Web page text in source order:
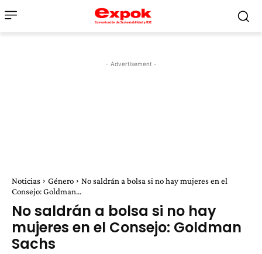
- Advertisement -
Noticias Género
No saldrán a bolsa si no hay mujeres en el
Consejo: Goldman...
No saldrán a bolsa si no hay
mujeres en el Consejo: Goldman
Sachs